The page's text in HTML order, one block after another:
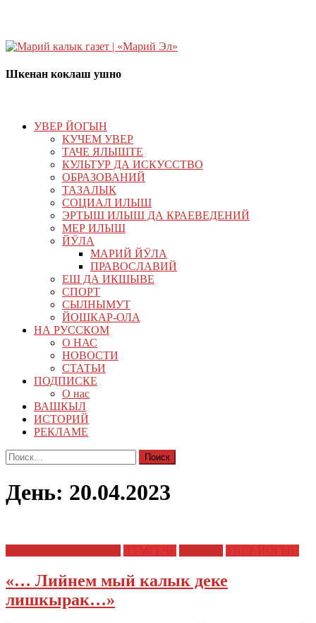
Шкенан коклаш ушно
УВЕР ЙОГЫН
КУЧЕМ УВЕР
ТАЧЕ ЯЛЫШТЕ
КУЛЬТУР ДА ИСКУССТВО
ОБРАЗОВАНИЙ
ТАЗАЛЫК
СОЦИАЛ ИЛЫШ
ЭРТЫШ ИЛЫШ ДА КРАЕВЕДЕНИЙ
МЕР ИЛЫШ
ЙӰЛА
МАРИЙ ЙӰЛА
ПРАВОСЛАВИЙ
ЕШ ДА ИКШЫВЕ
СПОРТ
СЫЛНЫМУТ
ЙОШКАР-ОЛА
НА РУССКОМ
О НАС
НОВОСТИ
СТАТЬИ
ПОДПИСКЕ
О нас
ВАШКЫЛ
ИСТОРИЙ
РЕКЛАМЕ
Найти:
День: 20.04.2023
«… Лийнем мый калык деке
лишкырак…»